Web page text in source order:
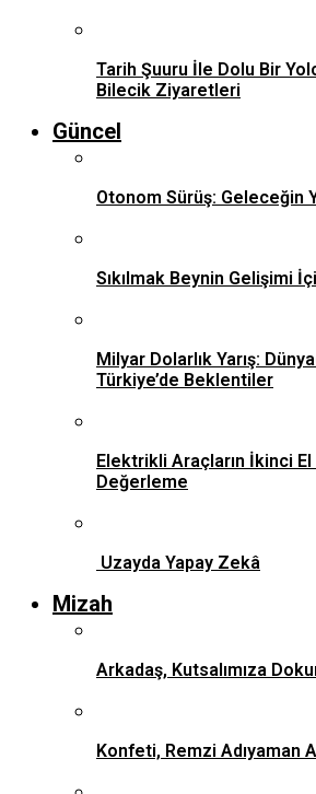
Tarih Şuuru İle Dolu Bir
Bilecik Ziyaretleri
Güncel
Otonom Sürüş: Geleceğin
Sıkılmak Beynin Gelişimi
Milyar Dolarlık Yarış:
Türkiye’de Beklentiler
Elektrikli Araçların İkinci
Değerleme
Uzayda Yapay Zekâ
Mizah
Arkadaş, Kutsalımıza
Konfeti, Remzi Adıyaman